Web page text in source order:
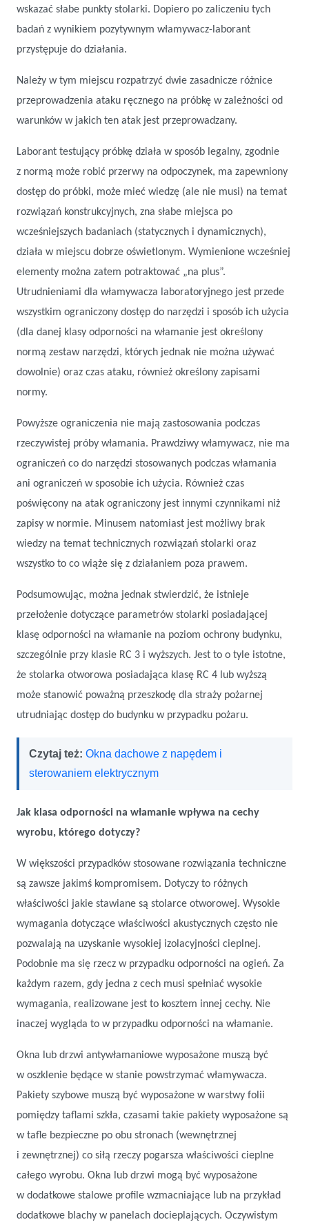
wskazać słabe punkty stolarki. Dopiero po zaliczeniu tych
badań z wynikiem pozytywnym włamywacz-laborant
przystępuje do działania.
Należy w tym miejscu rozpatrzyć dwie zasadnicze różnice
przeprowadzenia ataku ręcznego na próbkę w zależności od
warunków w jakich ten atak jest przeprowadzany.
Laborant testujący próbkę działa w sposób legalny, zgodnie
z normą może robić przerwy na odpoczynek, ma zapewniony
dostęp do próbki, może mieć wiedzę (ale nie musi) na temat
rozwiązań konstrukcyjnych, zna słabe miejsca po
wcześniejszych badaniach (statycznych i dynamicznych),
działa w miejscu dobrze oświetlonym. Wymienione wcześniej
elementy można zatem potraktować „na plus”.
Utrudnieniami dla włamywacza laboratoryjnego jest przede
wszystkim ograniczony dostęp do narzędzi i sposób ich użycia
(dla danej klasy odporności na włamanie jest określony
normą zestaw narzędzi, których jednak nie można używać
dowolnie) oraz czas ataku, również określony zapisami
normy.
Powyższe ograniczenia nie mają zastosowania podczas
rzeczywistej próby włamania. Prawdziwy włamywacz, nie ma
ograniczeń co do narzędzi stosowanych podczas włamania
ani ograniczeń w sposobie ich użycia. Również czas
poświęcony na atak ograniczony jest innymi czynnikami niż
zapisy w normie. Minusem natomiast jest możliwy brak
wiedzy na temat technicznych rozwiązań stolarki oraz
wszystko to co wiąże się z działaniem poza prawem.
Podsumowując, można jednak stwierdzić, że istnieje
przełożenie dotyczące parametrów stolarki posiadającej
klasę odporności na włamanie na poziom ochrony budynku,
szczególnie przy klasie RC 3 i wyższych. Jest to o tyle istotne,
że stolarka otworowa posiadająca klasę RC 4 lub wyższą
może stanowić poważną przeszkodę dla straży pożarnej
utrudniając dostęp do budynku w przypadku pożaru.
Czytaj też: Okna dachowe z napędem i
sterowaniem elektrycznym
Jak klasa odporności na włamanie wpływa na cechy
wyrobu, którego dotyczy?
W większości przypadków stosowane rozwiązania techniczne
są zawsze jakimś kompromisem. Dotyczy to różnych
właściwości jakie stawiane są stolarce otworowej. Wysokie
wymagania dotyczące właściwości akustycznych często nie
pozwalają na uzyskanie wysokiej izolacyjności cieplnej.
Podobnie ma się rzecz w przypadku odporności na ogień. Za
każdym razem, gdy jedna z cech musi spełniać wysokie
wymagania, realizowane jest to kosztem innej cechy. Nie
inaczej wygląda to w przypadku odporności na włamanie.
Okna lub drzwi antywłamaniowe wyposażone muszą być
w oszklenie będące w stanie powstrzymać włamywacza.
Pakiety szybowe muszą być wyposażone w warstwy folii
pomiędzy taflami szkła, czasami takie pakiety wyposażone są
w tafle bezpieczne po obu stronach (wewnętrznej
i zewnętrznej) co siłą rzeczy pogarsza właściwości cieplne
całego wyrobu. Okna lub drzwi mogą być wyposażone
w dodatkowe stalowe profile wzmacniające lub na przykład
dodatkowe blachy w panelach docieplających. Oczywistym